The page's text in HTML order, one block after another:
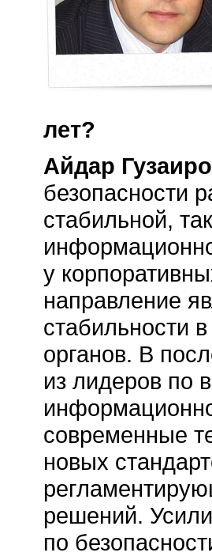
лет?
Айдар
безопасности
стабильной,
у
направление
стабильности
органов. В
из лидеров по
современные
новых
решений.
по